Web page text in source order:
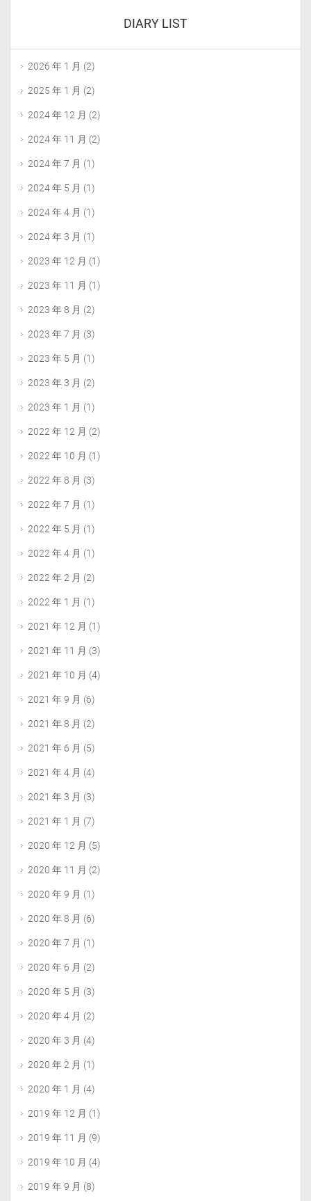
DIARY LIST
2026 年 1 月 (2)
2025 年 1 月 (2)
2024 年 12 月 (2)
2024 年 11 月 (2)
2024 年 7 月 (1)
2024 年 5 月 (1)
2024 年 4 月 (1)
2024 年 3 月 (1)
2023 年 12 月 (1)
2023 年 11 月 (1)
2023 年 8 月 (2)
2023 年 7 月 (3)
2023 年 5 月 (1)
2023 年 3 月 (2)
2023 年 1 月 (1)
2022 年 12 月 (2)
2022 年 10 月 (1)
2022 年 8 月 (3)
2022 年 7 月 (1)
2022 年 5 月 (1)
2022 年 4 月 (1)
2022 年 2 月 (2)
2022 年 1 月 (1)
2021 年 12 月 (1)
2021 年 11 月 (3)
2021 年 10 月 (4)
2021 年 9 月 (6)
2021 年 8 月 (2)
2021 年 6 月 (5)
2021 年 4 月 (4)
2021 年 3 月 (3)
2021 年 1 月 (7)
2020 年 12 月 (5)
2020 年 11 月 (2)
2020 年 9 月 (1)
2020 年 8 月 (6)
2020 年 7 月 (1)
2020 年 6 月 (2)
2020 年 5 月 (3)
2020 年 4 月 (2)
2020 年 3 月 (4)
2020 年 2 月 (1)
2020 年 1 月 (4)
2019 年 12 月 (1)
2019 年 11 月 (9)
2019 年 10 月 (4)
2019 年 9 月 (8)